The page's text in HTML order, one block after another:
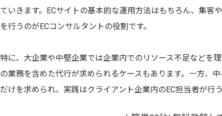
ていきます。ECサイトの基本的な運用方法はもちろん、集客
を行うのがECコンサルタントの役割です。
特に、大企業や中堅企業では企業内でのリソース不足などを
の業務を含めた代行が求められるケースもあります。一方、
だけを求められ、実践はクライアント企業内のEC担当者が行